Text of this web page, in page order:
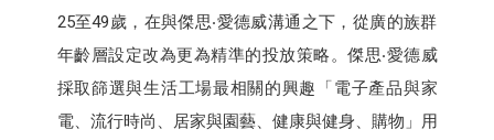
25至49歲，在與傑思‧愛德威溝通之下，從廣的族群
年齡層設定改為更為精準的投放策略。傑思‧愛德威
採取篩選與生活工場最相關的興趣「電子產品與家
電、流行時尚、居家與園藝、健康與健身、購物」用